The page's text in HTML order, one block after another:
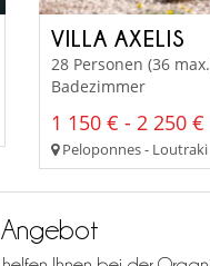
VILLA AXELIS
28 Personen (36
Badezimmer
1 150 € - 2 250 €
Peloponnes - Loutraki
Angebot